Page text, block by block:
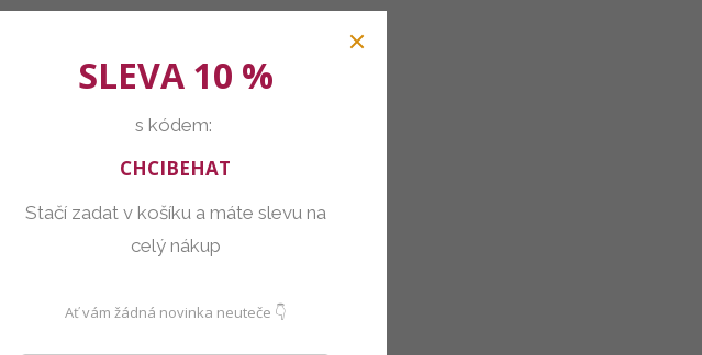
SLEVA 10 %
s kódem:
CHCIBEHAT
Stačí zadat v košíku a máte slevu na
celý nákup
Ať vám žádná novinka neuteče 👇